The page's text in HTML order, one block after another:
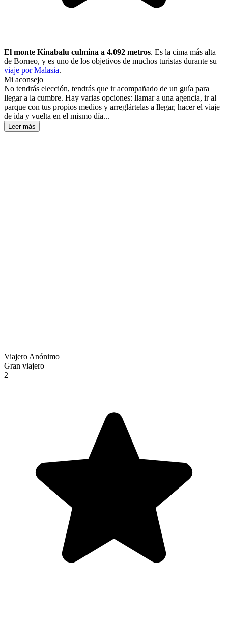
El monte Kinabalu culmina a 4.092 metros. Es la cima más alta
de Borneo, y es uno de los objetivos de muchos turistas durante su
viaje por Malasia.
Mi aconsejo
No tendrás elección, tendrás que ir acompañado de un guía para
llegar a la cumbre. Hay varias opciones: llamar a una agencia, ir al
parque con tus propios medios y arreglártelas a llegar, hacer el viaje
de ida y vuelta en el mismo día...
Leer más
Viajero Anónimo
Gran viajero
2